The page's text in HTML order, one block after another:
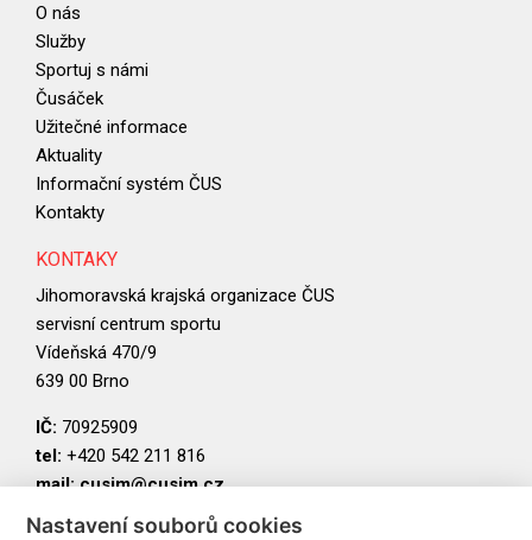
O nás
Služby
Sportuj s námi
Čusáček
Užitečné informace
Aktuality
Informační systém ČUS
Kontakty
KONTAKY
Jihomoravská krajská organizace ČUS
servisní centrum sportu
Vídeňská 470/9
639 00 Brno
IČ: 70925909
tel: +420 542 211 816
mail: cusjm@cusjm.cz
Nastavení souborů cookies